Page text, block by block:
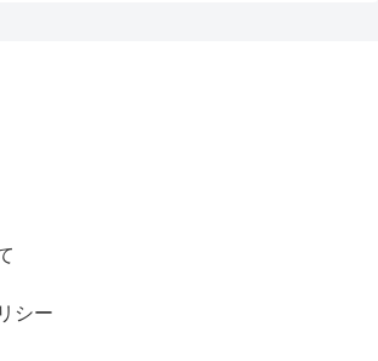
シー